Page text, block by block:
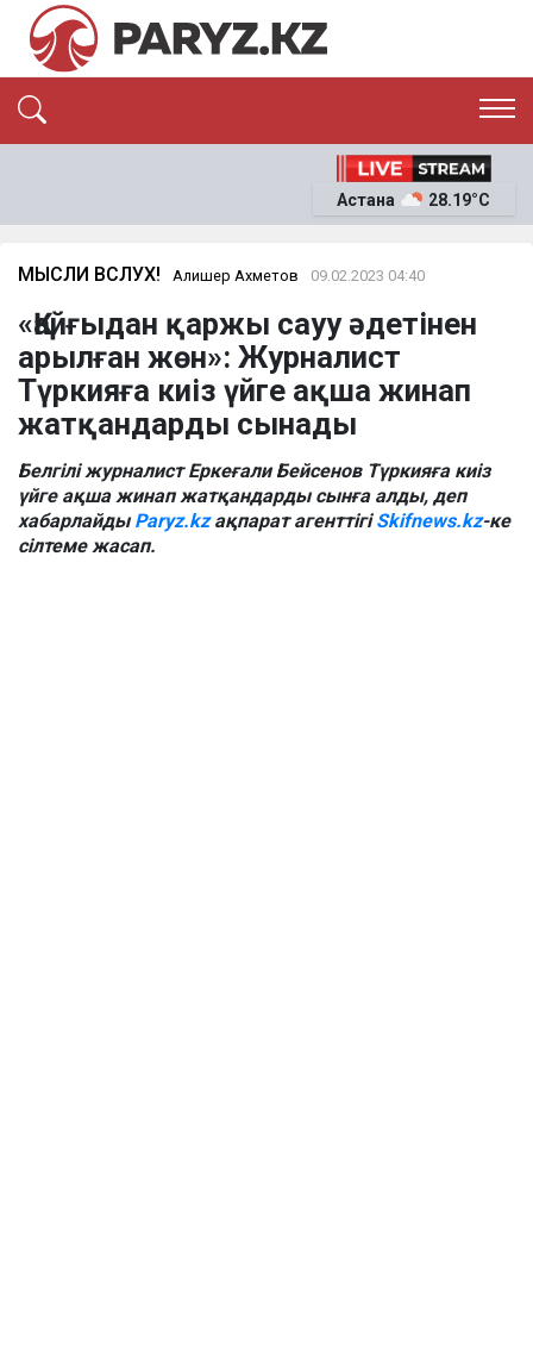
ЭКОНОМИКА
ОҚИҒА
News
Астана 28.19°C
МЫСЛИ ВСЛУХ! Алишер Ахметов 09.02.2023 04:40
«Қайғыдан қаржы cауу әдетінен
арылған жөн»: Журналист
Түркияға киіз үйге ақша жинап
жатқандарды сынады
Белгілі журналист Еркеғали Бейсенов Түркияға киіз
үйге ақша жинап жатқандарды сынға алды, деп
хабарлайды Paryz.kzақпарат агенттігіSkifnews.kz-ке
сілтеме жасап.